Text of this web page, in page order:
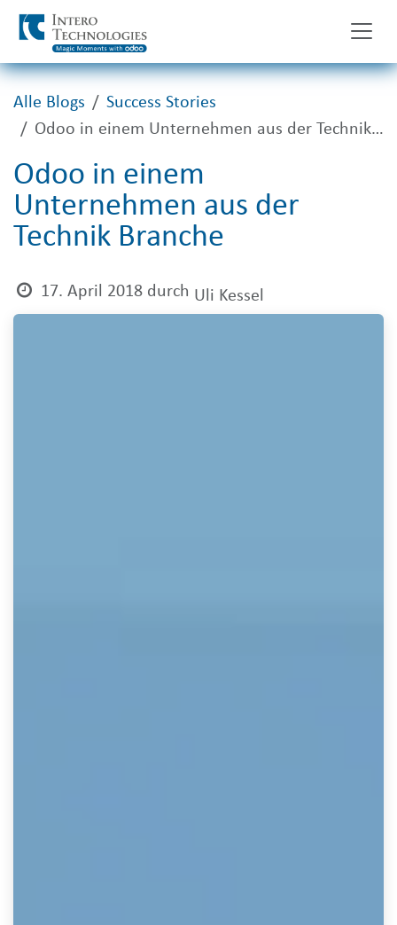
Zum Inhalt springen
Alle Blogs
Success Stories
Odoo in einem Unternehmen aus der Technik Branche
Odoo in einem
Unternehmen aus der
Technik Branche
17. April 2018 durch Uli Kessel